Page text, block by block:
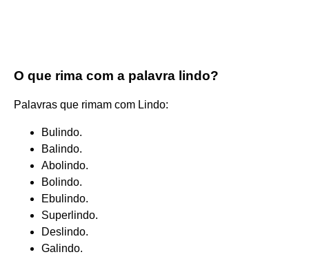
O que rima com a palavra lindo?
Palavras que rimam com Lindo:
Bulindo.
Balindo.
Abolindo.
Bolindo.
Ebulindo.
Superlindo.
Deslindo.
Galindo.